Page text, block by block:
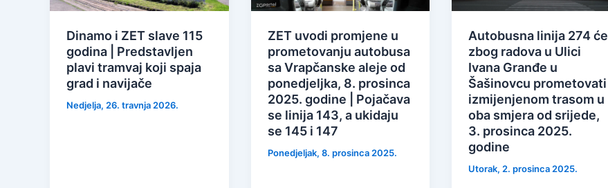
Dinamo i ZET slave 115
godina | Predstavljen
plavi tramvaj koji spaja
grad i navijače
Nedjelja, 26. travnja 2026.
ZET uvodi promjene u
prometovanju autobusa
sa Vrapčanske aleje od
ponedjeljka, 8. prosinca
2025. godine | Pojačava
se linija 143, a ukidaju
se 145 i 147
Ponedjeljak, 8. prosinca 2025.
Autobusna linija 274 će
zbog radova u Ulici
Ivana Granđe u
Šašinovcu prometovati
izmijenjenom trasom u
oba smjera od srijede,
3. prosinca 2025.
godine
Utorak, 2. prosinca 2025.